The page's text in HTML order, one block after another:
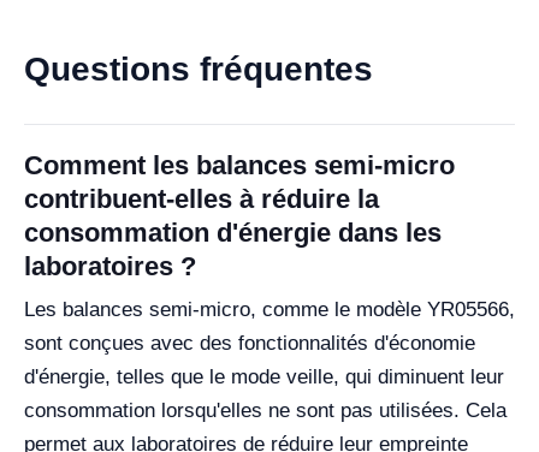
Questions fréquentes
Comment les balances semi-micro
contribuent-elles à réduire la
consommation d'énergie dans les
laboratoires ?
Les balances semi-micro, comme le modèle YR05566,
sont conçues avec des fonctionnalités d'économie
d'énergie, telles que le mode veille, qui diminuent leur
consommation lorsqu'elles ne sont pas utilisées. Cela
permet aux laboratoires de réduire leur empreinte